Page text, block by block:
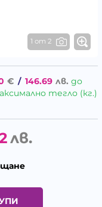
1 от 2
€ / 146.69 лв. до
тегло (кг.)
лв.